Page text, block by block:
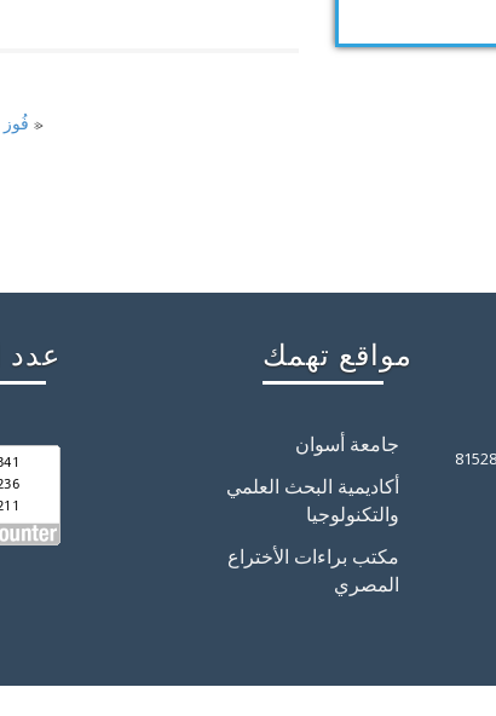
فُوز »
عدد مواقع تهمك
جامعة أسوان
أكاديمية البحث العلمي
والتكنولوجيا
مكتب براءات الأختراع
المصري